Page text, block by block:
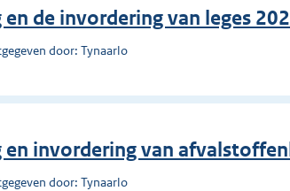
de invordering van leges
door: Tynaarlo
en invordering van
door: Tynaarlo